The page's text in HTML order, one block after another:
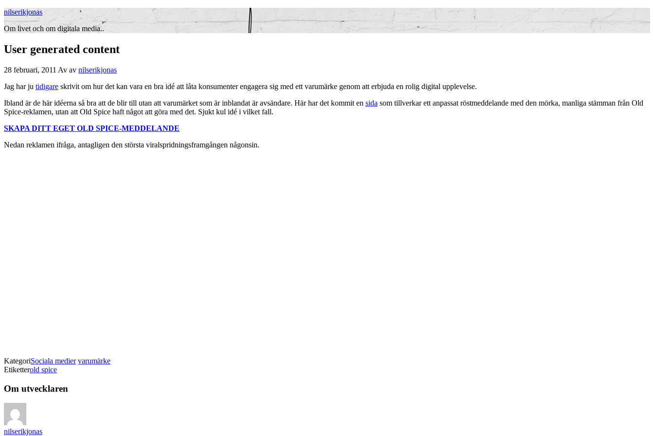
nilserikjonas
Om livet och om digitala media..
User generated content
28 februari, 2011 Av av nilserikjonas
Jag har ju tidigare skrivit om hur det kan vara en bra idé att låta konsumenter engagera sig med ett varumärke genom att erbjuda en rolig digital upplevelse.
Ibland är de här idéerna så bra att de blir till utan att varumärket som är inblandat är avsändare. Här har det kommit en sida som tillverkar ett anpassat röstmeddelande med den mörka, manliga stämman från Old
Spice-reklamen, utan att Old Spice haft något att göra med det. Sjukt kul idé i vilket fall.
SKAPA DITT EGET OLD SPICE-MEDDELANDE
Nedan reklamen ifråga, antagligen den största viralspridningsframgången någonsin.
KategoriSociala medier varumärke
Etiketterold spice
Om utvecklaren
nilserikjonas